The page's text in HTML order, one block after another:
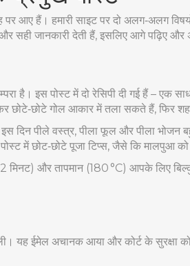
हैं। हमारी साइट पर दो अलग‑अलग
सही जानकारी देती हैं, इसलिए आगे पढ़िए और
है। इस पोस्ट में दो रेसिपी दी गई हैं – एक
गोल आकार में तला सकते हैं, फिर
दिन पीले वस्त्र, पीला फूल और पीला भोजन
में छोट‑छोटे पूजा टिप्स, जैसे कि मालपुआ को
मिनट) और तापमान (180 °C) आपके लिए
यह ईमेल अचानक आया और कोर्ट के सुरक्षा को